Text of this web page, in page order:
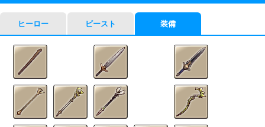
ヒーロー ビースト 装備